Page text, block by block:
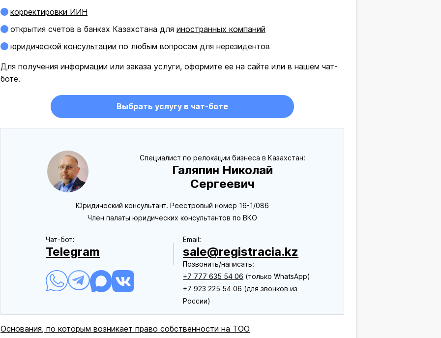
корректировки ИИН
открытия счетов в банках Казахстана для иностранных компаний
юридической консультации по любым вопросам для нерезидентов
Для получения информации или заказа услуги, оформите ее на сайте или в нашем чат-
боте.
Выбрать услугу в чат-боте
Специалист по релокации бизнеса в Казахстан:
Галяпин Николай
Сергеевич
Юридический консультант. Реестровый номер 16-1/086
Член палаты юридических консультантов по ВКО
Чат-бот:
Telegram
Еmail:
sale@registracia.kz
Позвонить/написать:
+7 777 635 54 06 (только WhatsApp)
+7 923 225 54 06 (для звонков из
России)
Основания, по которым возникает право собственности на ТОО